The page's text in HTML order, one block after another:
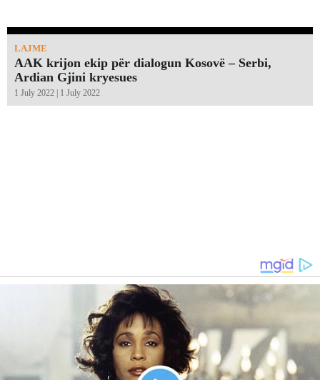
LAJME
AAK krijon ekip për dialogun Kosovë – Serbi,
Ardian Gjini kryesues
1 July 2022 | 1 July 2022